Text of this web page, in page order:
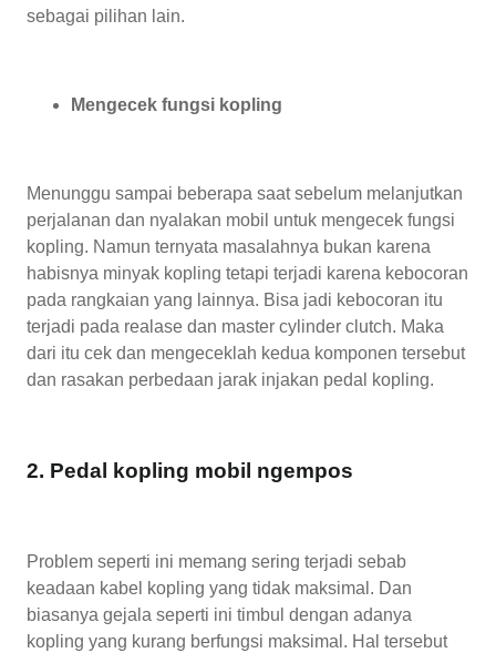
sebagai pilihan lain.
Mengecek fungsi kopling
Menunggu sampai beberapa saat sebelum melanjutkan
perjalanan dan nyalakan mobil untuk mengecek fungsi
kopling. Namun ternyata masalahnya bukan karena
habisnya minyak kopling tetapi terjadi karena kebocoran
pada rangkaian yang lainnya. Bisa jadi kebocoran itu
terjadi pada realase dan master cylinder clutch. Maka
dari itu cek dan mengeceklah kedua komponen tersebut
dan rasakan perbedaan jarak injakan pedal kopling.
2. Pedal kopling mobil ngempos
Problem seperti ini memang sering terjadi sebab
keadaan kabel kopling yang tidak maksimal. Dan
biasanya gejala seperti ini timbul dengan adanya
kopling yang kurang berfungsi maksimal. Hal tersebut